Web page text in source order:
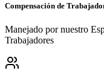
Compensación de
Manejado por nuestro
Trabajadores